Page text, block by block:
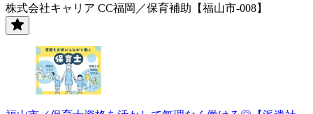
株式会社キャリア CC福岡／保育補助【福山市-008】